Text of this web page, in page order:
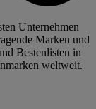
Unternehmen
Marken und
Bestenlisten in
weltweit.